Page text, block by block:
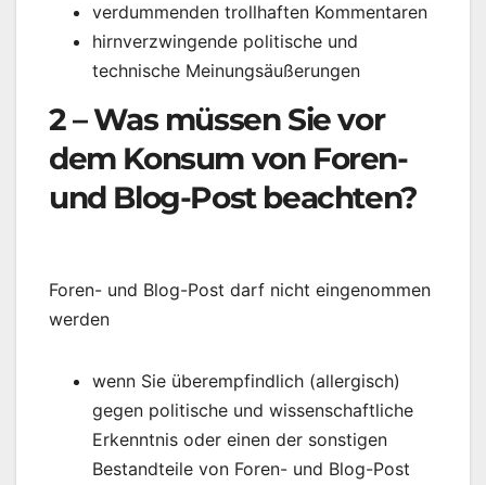
verdummenden trollhaften Kommentaren
hirnverzwingende politische und
technische Meinungsäußerungen
2 – Was müssen Sie vor
dem Konsum von Foren-
und Blog-Post beachten?
Foren- und Blog-Post darf nicht eingenommen
werden
wenn Sie überempfindlich (allergisch)
gegen politische und wissenschaftliche
Erkenntnis oder einen der sonstigen
Bestandteile von Foren- und Blog-Post